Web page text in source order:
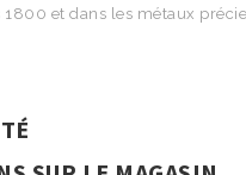
1800 et dans les métaux